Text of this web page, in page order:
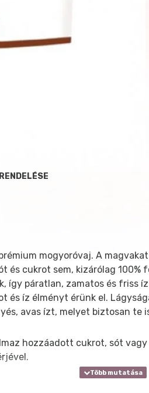
mogyoróvaj. A
cukrot sem, kizárólag
páratlan, zamatos és friss
íz élményt érünk el.
avas ízt, melyet biztosan te
hozzáadott cukrot, sót